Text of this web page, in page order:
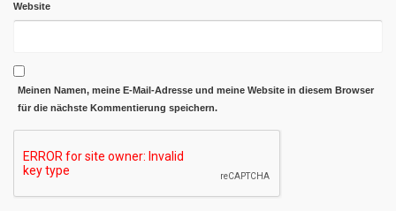
Website
Meinen Namen, meine E-Mail-Adresse und meine Website in diesem Browser
für die nächste Kommentierung speichern.